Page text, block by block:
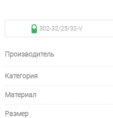
302-32/25/32-V
Производитель
Категория
Материал
Размер